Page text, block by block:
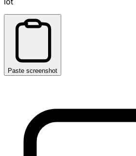
Paste screenshot